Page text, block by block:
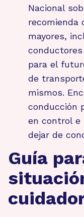
Nacional
recomienda
mayores,
para el
de
mismos.
conducción
en control e
dejar de
Guía